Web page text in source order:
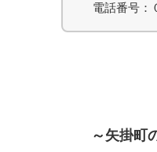
お問い合わせ電話番号：
～矢掛町